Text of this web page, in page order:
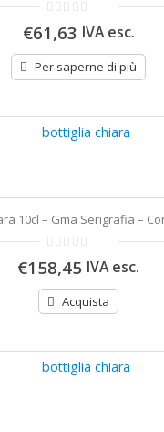
0
di
€61,63 IVA esc.
Per saperne di più
10cl – Gma Serigrafia –
0
di
€158,45 IVA esc.
Acquista